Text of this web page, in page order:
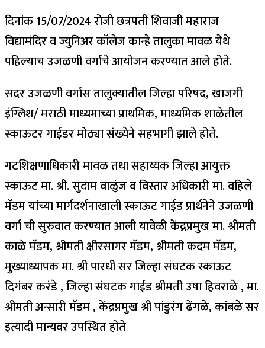
दिनांक 15/07/2024 रोजी छत्रपती शिवाजी महाराज
विद्यामंदिर व ज्युनिअर कॉलेज कान्हे तालुका मावळ येथे
पहिल्याच उजळणी वर्गाचे आयोजन करण्यात आले होते.
सदर उजळणी वर्गास तालुक्यातील जिल्हा परिषद, खाजगी
इंग्लिश/ मराठी माध्यमाच्या प्राथमिक, माध्यमिक शाळेतील
स्काऊटर गाईडर मोठ्या संख्येने सहभागी झाले होते.
गटशिक्षणाधिकारी मावळ तथा सहाय्यक जिल्हा आयुक्त
स्काऊट मा. श्री. सुदाम वाळुंज व विस्तार अधिकारी मा. वहिले
मॅडम यांच्या मार्गदर्शनाखाली स्काऊट गाईड प्रार्थनेने उजळणी
वर्गा ची सुरुवात करण्यात आली यावेळी केंद्रप्रमुख मा. श्रीमती
काळे मॅडम, श्रीमती क्षीरसागर मॅडम, श्रीमती कदम मॅडम,
मुख्याध्यापक मा. श्री पारधी सर जिल्हा संघटक स्काऊट
दिगंबर करंडे , जिल्हा संघटक गाईड श्रीमती उषा हिवराळे , मा.
श्रीमती अन्सारी मॅडम , केंद्रप्रमुख श्री पांडुरंग ढेंगळे, कांबळे सर
इत्यादी मान्यवर उपस्थित होते